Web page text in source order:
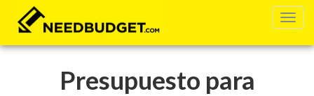
Presupuesto para